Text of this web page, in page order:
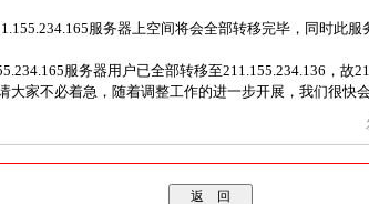
服务器上空间将会全部转移完毕，同时此服
服务器用户已全部转移至211.155.234.136，故
大家不必着急，随着调整工作的进一步开展，我们很快